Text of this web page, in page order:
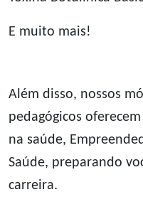
E muito mais!
Além disso, nossos
pedagógicos
na saúde,
Saúde, preparando
carreira.